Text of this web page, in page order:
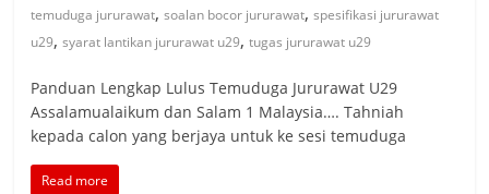
temuduga jururawat,soalan bocor jururawat,spesifikasi jururawat
u29,syarat lantikan jururawat u29,tugas jururawat u29
Panduan Lengkap Lulus Temuduga Jururawat U29
Assalamualaikum dan Salam 1 Malaysia…. Tahniah
kepada calon yang berjaya untuk ke sesi temuduga
Read more